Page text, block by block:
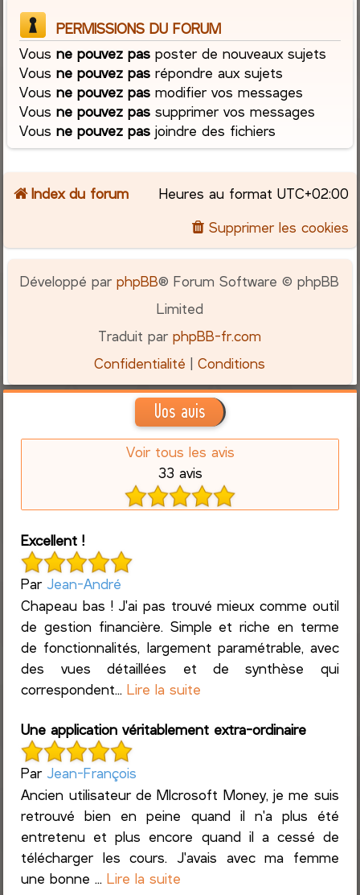
PERMISSIONS DU FORUM
Vousne pouvez pas poster de nouveaux sujets
Vousne pouvez pas répondre aux sujets
Vousne pouvez pas modifier vos messages
Vousne pouvez pas supprimer vos messages
Vousne pouvez pas joindre des fichiers
Index du forum Heures au format UTC+02:00
Supprimer les cookies
Développé parphpBB® Forum Software © phpBB
Limited
Traduit parphpBB-fr.com
Confidentialité |Conditions
Vos avis
Voir tous les avis
33 avis
Excellent !
Par Jean-André
Chapeau bas ! J'ai pas trouvé mieux comme outil
de gestion financière. Simple et riche en terme
de fonctionnalités, largement paramétrable, avec
des vues détaillées et de synthèse qui
correspondent...Lire la suite
Une application véritablement extra-ordinaire
Par Jean-François
Ancien utilisateur de MIcrosoft Money, je me suis
retrouvé bien en peine quand il n'a plus été
entretenu et plus encore quand il a cessé de
télécharger les cours. J'avais avec ma femme
une bonne ...Lire la suite